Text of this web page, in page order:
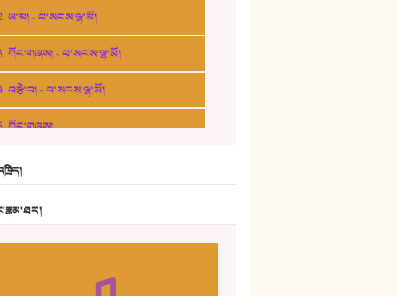
ཨ་མ། - པ་སངས་ལྷ་མོ།
ཀོང་གཞས། - པ་སངས་ལྷ་མོ།
བརྩེ་བ། - པ་སངས་ལྷ་མོ།
ཀོང་གཞས།
ཆོལ་གསུམ་བྲོ་གཞས། - སྒྲོན་གསལ།